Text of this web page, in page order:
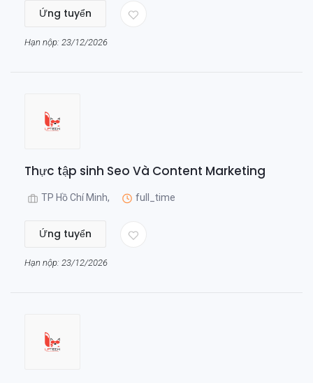
Ứng tuyển
Hạn nộp: 23/12/2026
Thực tập sinh Seo Và Content Marketing
TP Hồ Chí Minh, full_time
Ứng tuyển
Hạn nộp: 23/12/2026